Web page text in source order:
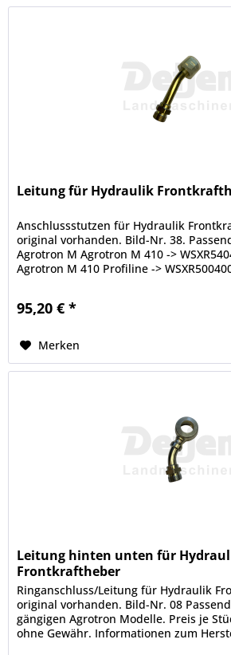
Leitung für Hydraulik
Anschlussstutzen für Hydraulik
original vorhanden. Bild-Nr. 38.
Agrotron M Agrotron M 410 ->
Agrotron M 410 Profiline ->
95,20 € *
Merken
Leitung hinten unten für
Frontkraftheber
Ringanschluss/Leitung für Hydraulik
original vorhanden. Bild-Nr. 08
gängigen Agrotron Modelle. Preis je
ohne Gewähr. Informationen zum